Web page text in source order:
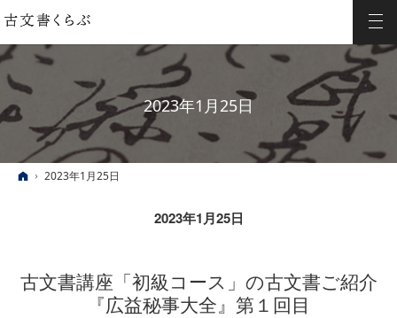
2023年1月25日
ホーム
2023年1月25日
2023年1月25日
古文書講座「初級コース」の古文書ご紹介
『広益秘事大全』第１回目